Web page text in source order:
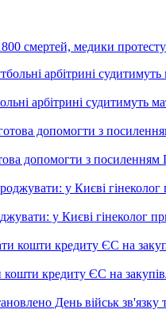
смертей, медики
арбітрині судитимуть
допомогти з
у Києві гінеколог
кредиту ЄС на